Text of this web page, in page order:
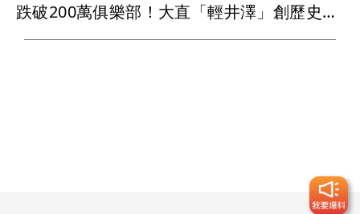
跌破200萬俱樂部！大直「輕井澤」創歷史新低價 「台北之星」讓利求售